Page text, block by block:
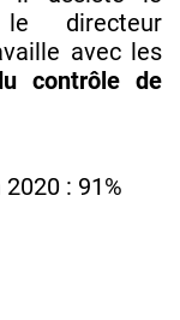
directeur
avec les
contrôle de
: 91%